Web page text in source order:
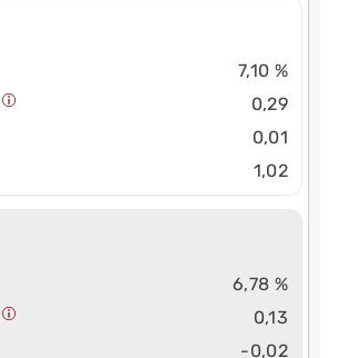
7,10 %
0,29
0,01
1,02
6,78 %
0,13
-0,02